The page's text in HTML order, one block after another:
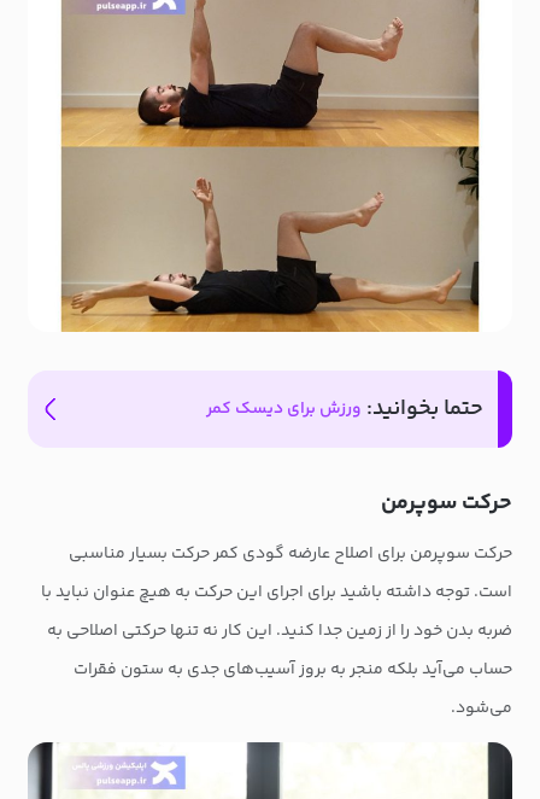
حتما بخوانید: ورزش برای دیسک کمر
حرکت سوپرمن
حرکت سوپرمن برای اصلاح عارضه گودی کمر حرکت بسیار مناسبی
است. توجه داشته باشید برای اجرای این حرکت به هیچ عنوان نباید با
ضربه بدن خود را از زمین جدا کنید. این کار نه تنها حرکتی اصلاحی به
حساب می‌آید بلکه منجر به بروز آسیب‌های جدی به ستون فقرات
می‌شود.